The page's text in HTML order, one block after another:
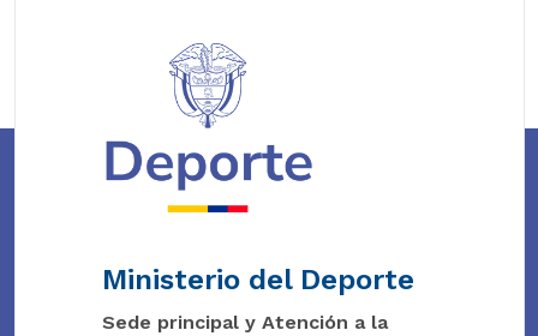
Ministerio del Deporte
Sede principal y Atención a la